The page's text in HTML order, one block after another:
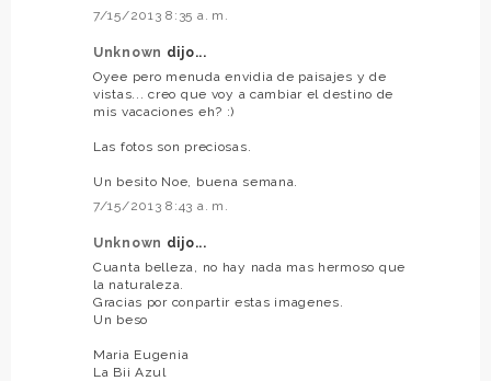
7/15/2013 8:35 a. m.
Unknown dijo...
Oyee pero menuda envidia de paisajes y de
vistas... creo que voy a cambiar el destino de
mis vacaciones eh? :)
Las fotos son preciosas.
Un besito Noe, buena semana.
7/15/2013 8:43 a. m.
Unknown dijo...
Cuanta belleza, no hay nada mas hermoso que
la naturaleza.
Gracias por conpartir estas imagenes.
Un beso
Maria Eugenia
La Bii Azul